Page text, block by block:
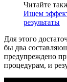
Читайте
Ищем
результаты
Для этого
бы два
предупреждено
процедурам, и